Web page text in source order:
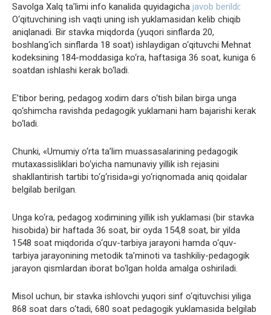
Savolga Xalq ta’limi info kanalida quyidagicha javob berildi:
O‘qituvchining ish vaqti uning ish yuklamasidan kelib chiqib
aniqlanadi. Bir stavka miqdorda (yuqori sinflarda 20,
boshlang‘ich sinflarda 18 soat) ishlaydigan o‘qituvchi Mehnat
kodeksining 184-moddasiga ko‘ra, haftasiga 36 soat, kuniga 6
soatdan ishlashi kerak bo‘ladi.
E’tibor bering, pedagog xodim dars o‘tish bilan birga unga
qo‘shimcha ravishda pedagogik yuklamani ham bajarishi kerak
bo‘ladi.
Chunki, «Umumiy o‘rta ta’lim muassasalarining pedagogik
mutaxassisliklari bo‘yicha namunaviy yillik ish rejasini
shakllantirish tartibi to‘g‘risida»gi yo‘riqnomada aniq qoidalar
belgilab berilgan.
Unga ko‘ra, pedagog xodimining yillik ish yuklamasi (bir stavka
hisobida) bir haftada 36 soat, bir oyda 154,8 soat, bir yilda
1548 soat miqdorida o‘quv-tarbiya jarayoni hamda o‘quv-
tarbiya jarayonining metodik ta’minoti va tashkiliy-pedagogik
jarayon qismlardan iborat bo‘lgan holda amalga oshiriladi.
Misol uchun, bir stavka ishlovchi yuqori sinf o‘qituvchisi yiliga
868 soat dars o‘tadi, 680 soat pedagogik yuklamasida belgilab